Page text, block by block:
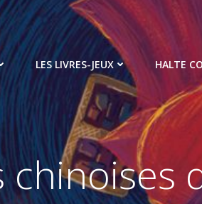
LES LIVRES-JEUX HALTE
chinoises